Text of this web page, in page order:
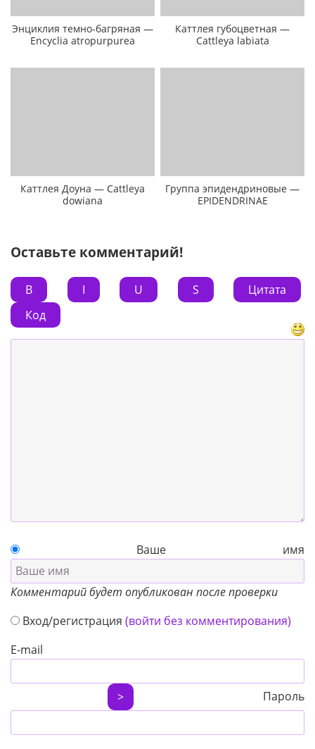
Энциклия темно-багряная —
Encyclia atropurpurea
Каттлея губоцветная —
Cattleya labiata
Каттлея Доуна — Cattleya
dowiana
Группа эпидендриновые —
EPIDENDRINAE
Оставьте комментарий!
B I U S
Цитата
Код
Ваше имя
Комментарий будет опубликован после проверки
Вход/регистрация (войти без комментирования)
E-mail
> Пароль